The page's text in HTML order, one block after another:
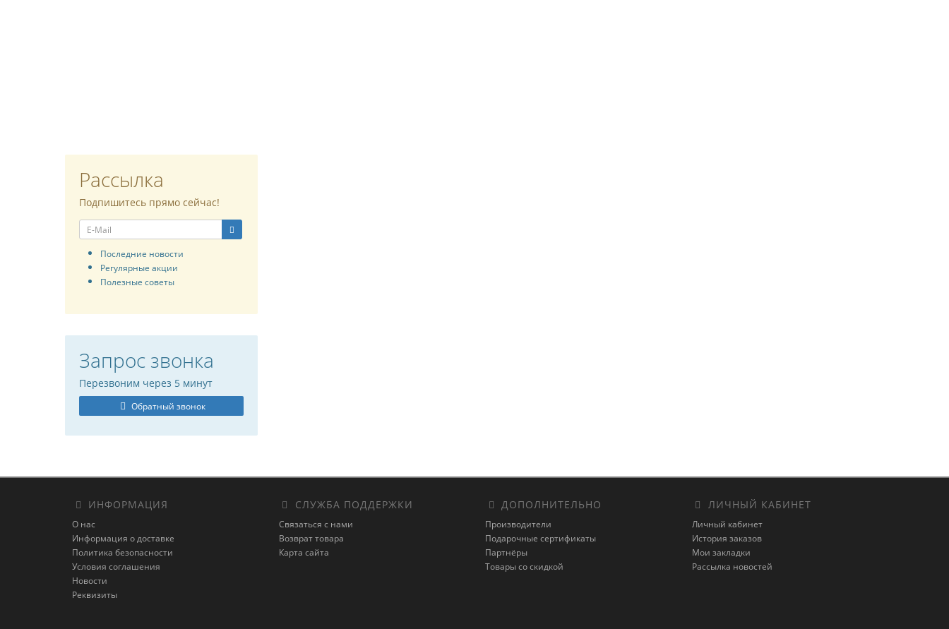
Рассылка
Подпишитесь прямо сейчас!
Последние новости
Регулярные акции
Полезные советы
Запрос звонка
Перезвоним через 5 минут
Обратный звонок
ИНФОРМАЦИЯ
О нас
Информация о доставке
Политика безопасности
Условия соглашения
Новости
Реквизиты
СЛУЖБА ПОДДЕРЖКИ
Связаться с нами
Возврат товара
Карта сайта
ДОПОЛНИТЕЛЬНО
Производители
Подарочные сертификаты
Партнёры
Товары со скидкой
ЛИЧНЫЙ КАБИНЕТ
Личный кабинет
История заказов
Мои закладки
Рассылка новостей